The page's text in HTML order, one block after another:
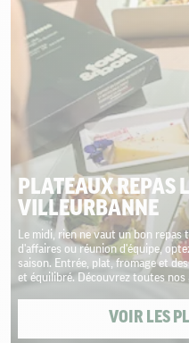
PLATEAUX REPAS
VILLEURBANNE
Le midi, rien ne vaut un bon
d'affaires ou réunion d'équipe,
saison. Entrée, plat, fromage et
et équilibré. Découvrez toutes
VOIR LES